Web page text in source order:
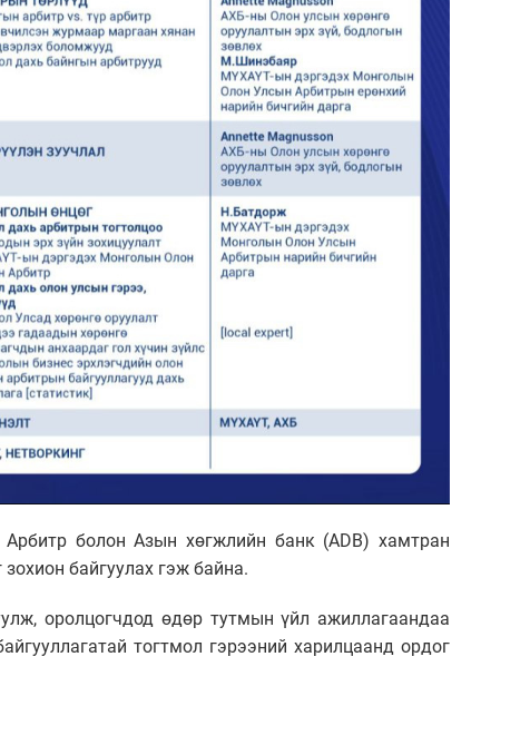
болон Азын хөгжлийн банк (ADB) хамтран
байгуулах гэж байна.
оролцогчдод өдөр тутмын үйл ажиллагаандаа
тогтмол гэрээний харилцаанд ордог